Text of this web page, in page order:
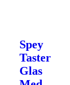
Spey
Taster
Glas